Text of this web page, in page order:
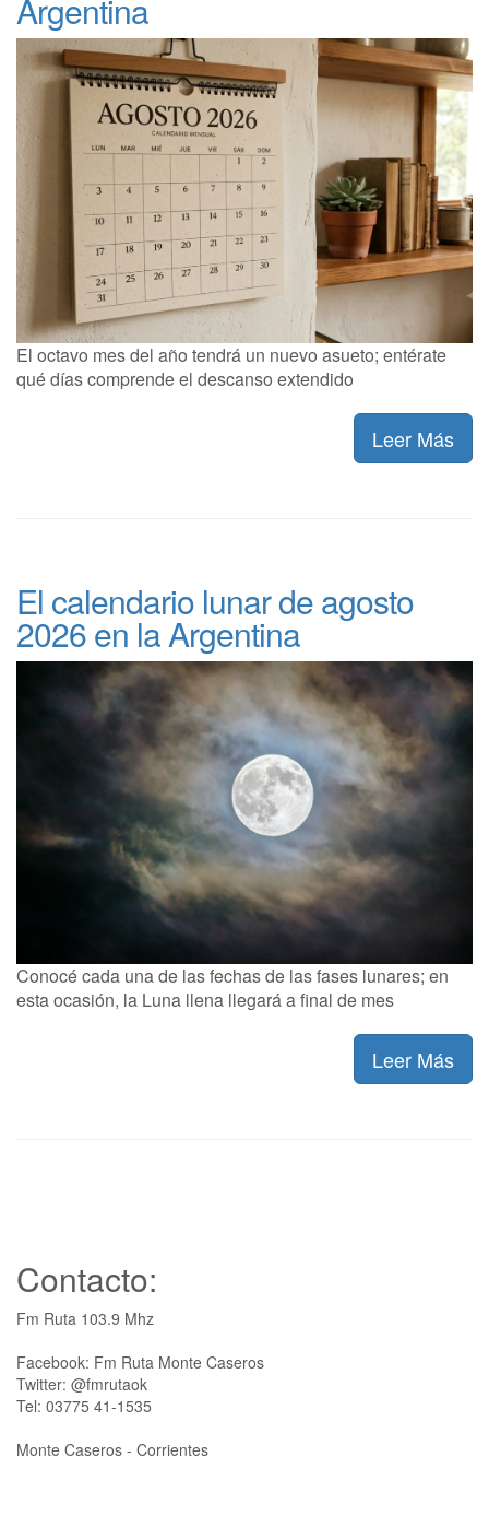
Argentina
El octavo mes del año tendrá un nuevo asueto; entérate
qué días comprende el descanso extendido
Leer Más
El calendario lunar de agosto
2026 en la Argentina
Conocé cada una de las fechas de las fases lunares; en
esta ocasión, la Luna llena llegará a final de mes
Leer Más
Contacto:
Fm Ruta 103.9 Mhz
Facebook: Fm Ruta Monte Caseros
Twitter: @fmrutaok
Tel: 03775 41-1535
Monte Caseros - Corrientes